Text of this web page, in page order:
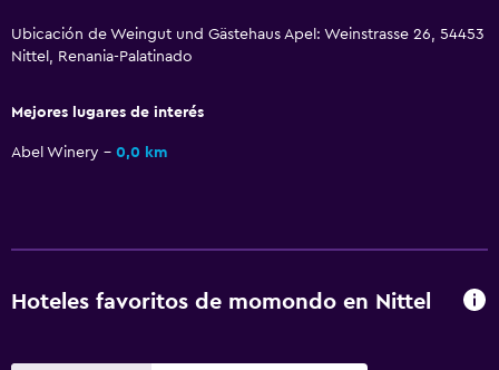
Baño pequeño adicional
Aseo
Papel higiénico
Ubicación de Weingut und Gästehaus Apel: Weinstrasse 26, 54453
Nittel, Renania-Palatinado
Mejores lugares de interés
Abel Winery 0,0 km
Hoteles favoritos de momondo en Nittel